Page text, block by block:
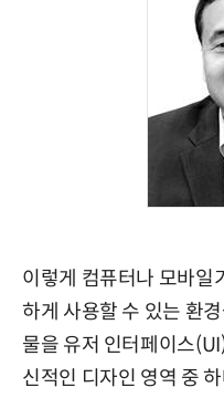
이렇게 컴퓨터나 모바일
하게 사용할 수 있는 환
물을 유저 인터페이스
신적인 디자인 영역 중